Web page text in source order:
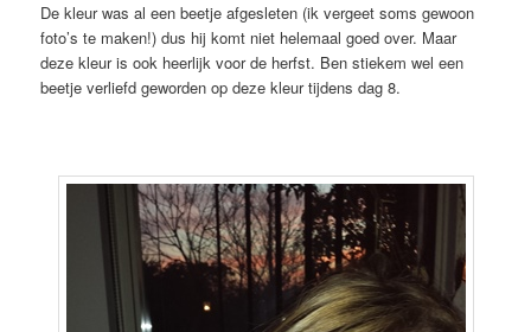
De kleur was al een beetje afgesleten (ik vergeet soms gewoon
foto’s te maken!) dus hij komt niet helemaal goed over. Maar
deze kleur is ook heerlijk voor de herfst. Ben stiekem wel een
beetje verliefd geworden op deze kleur tijdens dag 8.